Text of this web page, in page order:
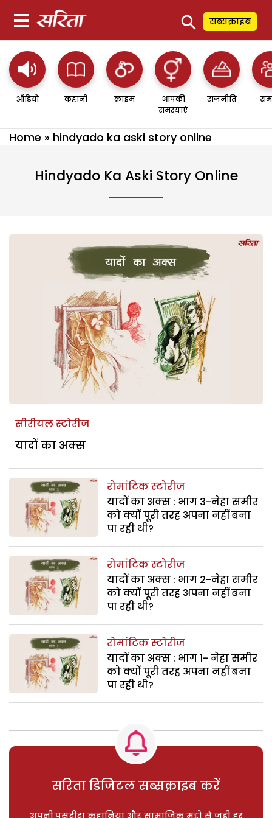
⚲ सब्सक्राइब
ऑडियो कहानी क्राइम
आपकी
समस्याएं
राजनीति
Home » hindyado ka aski story online
Hindyado Ka Aski Story Online
सीरीयल स्टोरीज
यादों का अक्स
रोमांटिक स्टोरीज
यादों का अक्स : भाग 3-नेहा समीर
को क्यों पूरी तरह अपना नहीं बना
पा रही थी?
रोमांटिक स्टोरीज
यादों का अक्स : भाग 2-नेहा समीर
को क्यों पूरी तरह अपना नहीं बना
पा रही थी?
रोमांटिक स्टोरीज
यादों का अक्स : भाग 1- नेहा समीर
को क्यों पूरी तरह अपना नहीं बना
पा रही थी?
सरिता डिजिटल सब्सक्राइब करें